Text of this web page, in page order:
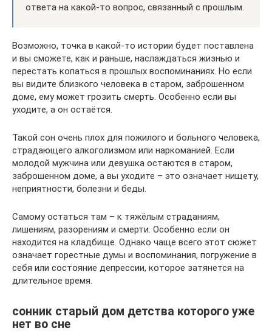
ответа на какой-то вопрос, связанный с прошлым.
Возможно, точка в какой-то истории будет поставлена
и вы сможете, как и раньше, наслаждаться жизнью и
перестать копаться в прошлых воспоминаниях. Но если
вы видите близкого человека в старом, заброшенном
доме, ему может грозить смерть. Особенно если вы
уходите, а он остаётся.
Такой сон очень плох для пожилого и больного человека,
страдающего алкоголизмом или наркоманией. Если
молодой мужчина или девушка остаются в старом,
заброшенном доме, а вы уходите – это означает нищету,
неприятности, болезни и беды.
Самому остаться там – к тяжёлым страданиям,
лишениям, разорениям и смерти. Особенно если он
находится на кладбище. Однако чаще всего этот сюжет
означает горестные думы и воспоминания, погружение в
себя или состояние депрессии, которое затянется на
длительное время.
сонник старый дом детства которого уже
нет во сне